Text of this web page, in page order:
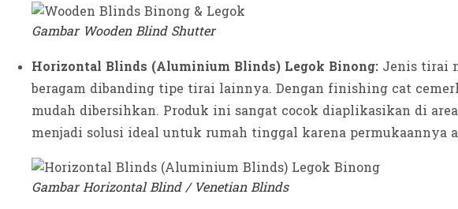
Gambar Wooden Blind Shutter
Horizontal Blinds (Aluminium Blinds) Legok Binong: Jenis tirai
beragam dibanding tipe tirai lainnya. Dengan finishing cat
mudah dibersihkan. Produk ini sangat cocok diaplikasikan di
menjadi solusi ideal untuk rumah tinggal karena
Gambar Horizontal Blind / Venetian Blinds